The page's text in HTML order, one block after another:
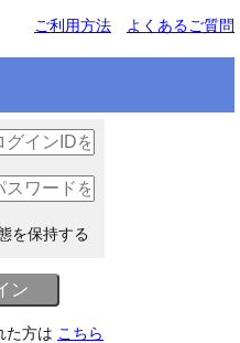
ご利用方法 よくあるご質問
を保持する
た方は こちら